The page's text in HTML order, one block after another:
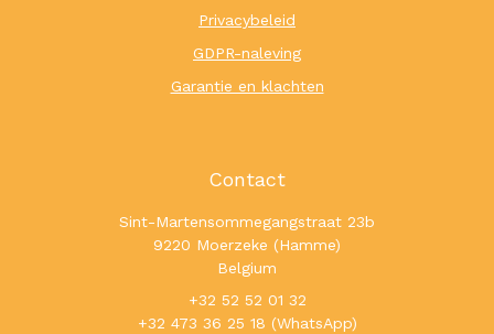
Privacybeleid
GDPR-naleving
Garantie en klachten
Contact
Sint-Martensommegangstraat 23b
9220 Moerzeke (Hamme)
Belgium
+32 52 52 01 32
+32 473 36 25 18 (WhatsApp)